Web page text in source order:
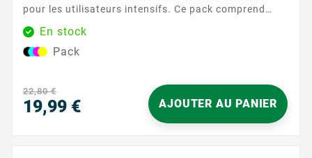
pour les utilisateurs intensifs. Ce pack comprend
trois cartouches de chaque couleur, garantissant une
réserve d'encre suffisante pour une longue période.
Caractéristiques principales : Couleurs : 3 Noir, 3
En stock
Pack
22,80 €
19,99 € AJOUTER AU PANIER